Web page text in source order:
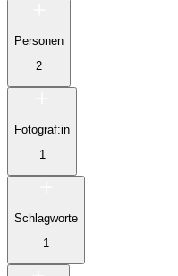
Personen
2
Fotograf:in
1
Schlagworte
1